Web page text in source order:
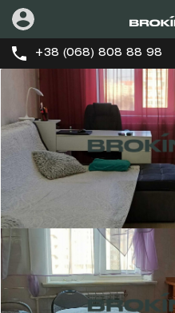
+38 (068) 808 88 98